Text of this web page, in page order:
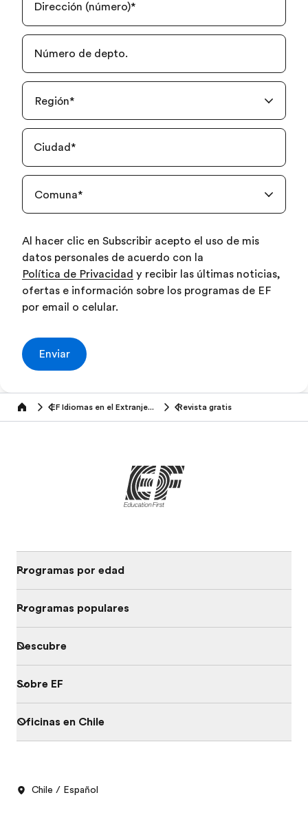
Dirección (número)*
Número de depto.
Región*
Ciudad*
Comuna*
Al hacer clic en Subscribir acepto el uso de mis
datos personales de acuerdo con la
Política de Privacidad y recibir las últimas noticias,
ofertas e información sobre los programas de EF
por email o celular.
Enviar
Home EF Idiomas en el Extranjero (16-18 años) Revista gratis
Programas por edad
Programas populares
Descubre
Sobre EF
Oficinas en Chile
Chile / Español